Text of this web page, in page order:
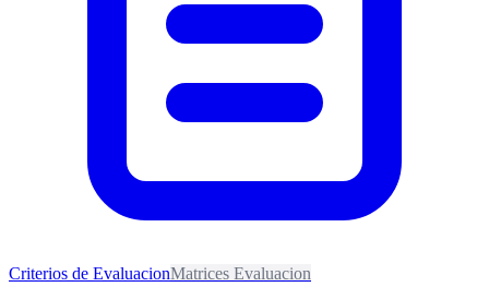
Criterios de EvaluacionMatrices Evaluacion